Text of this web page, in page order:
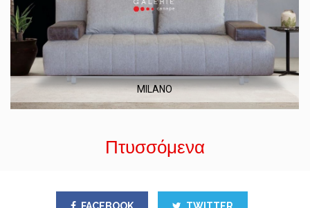
MILANO
Πτυσσόμενα